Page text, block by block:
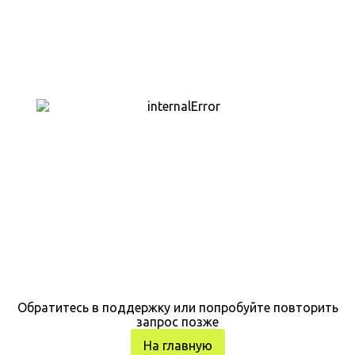
Обратитесь в поддержку или попробуйте повторить
запрос позже
На главную